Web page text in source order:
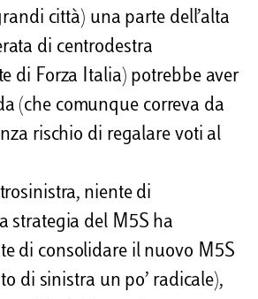
città) una parte dell’alta
di centrodestra
di Forza Italia) potrebbe aver
(che comunque correva da
rischio di regalare voti al
niente di
strategia del M5S ha
di consolidare il nuovo M5S
di sinistra un po’ radicale),